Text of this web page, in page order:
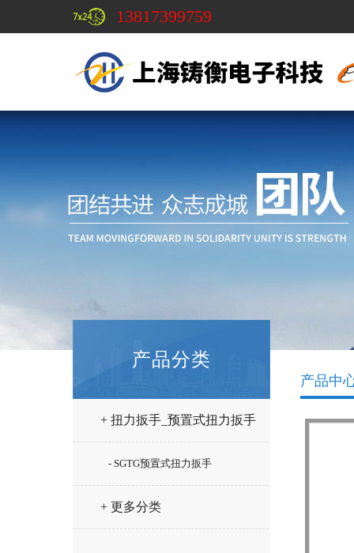
13817399759
产品分类
+ 扭力扳手_预置式扭力扳手
- SGTG预置式扭力扳手
+ 更多分类
产品中